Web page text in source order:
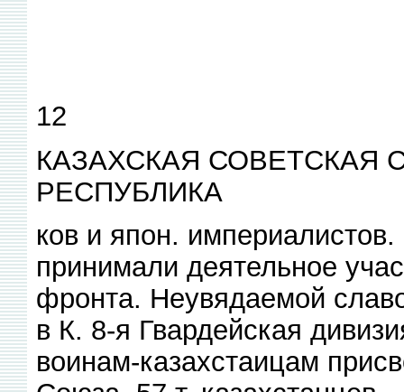
12
КАЗАХСКАЯ СОВЕТСКАЯ
РЕСПУБЛИКА
ков и япон.
принимали деятельное
фронта. Неувядаемой
в К. 8-я Гвардейская
воинам-казахстаицам